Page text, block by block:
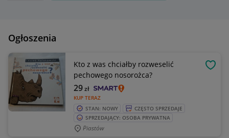
Ogłoszenia
Kto z was chciałby rozweselić
pechowego nosorożca?
KUP TERAZ
29zł
STAN: NOWY
CZĘSTO SPRZEDAJE
SPRZEDAJĄCY: OSOBA PRYWATNA
Piastów